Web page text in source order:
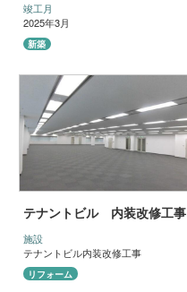
竣工月
2025年3月
新築
テナントビル 内装改修工事
施設
テナントビル内装改修工事
リフォーム